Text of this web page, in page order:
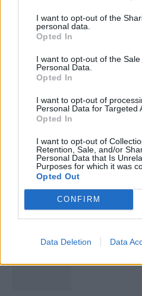
I want to opt-out of the
personal data.
Opted In
I want to opt-out of the
Personal Data.
Opted In
I want to opt-out of
Personal Data for Targeted
Opted In
I want to opt-out of
Retention, Sale, and/or
Personal Data that Is
Purposes for which it was
Opted Out
CONFIRM
Data Deletion Data
expressos
Novas regras do
Utentes estão a
comparticipação